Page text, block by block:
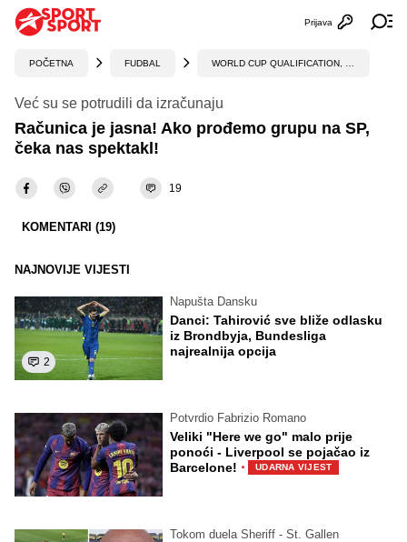
Otvori
Prijava
POČETNA FUDBAL
Već su se potrudili da izračunaju
Računica je jasna! Ako prođemo grupu na SP,
čeka nas spektakl!
19
KOMENTARI (19)
NAJNOVIJE VIJESTI
2
Napušta Dansku
Danci: Tahirović sve bliže odlasku
iz Brondbyja, Bundesliga
najrealnija opcija
Potvrdio Fabrizio Romano
Veliki "Here we go" malo prije
ponoći - Liverpool se pojačao iz
Barcelone! · UDARNA VIJEST
Tokom duela Sheriff - St. Gallen